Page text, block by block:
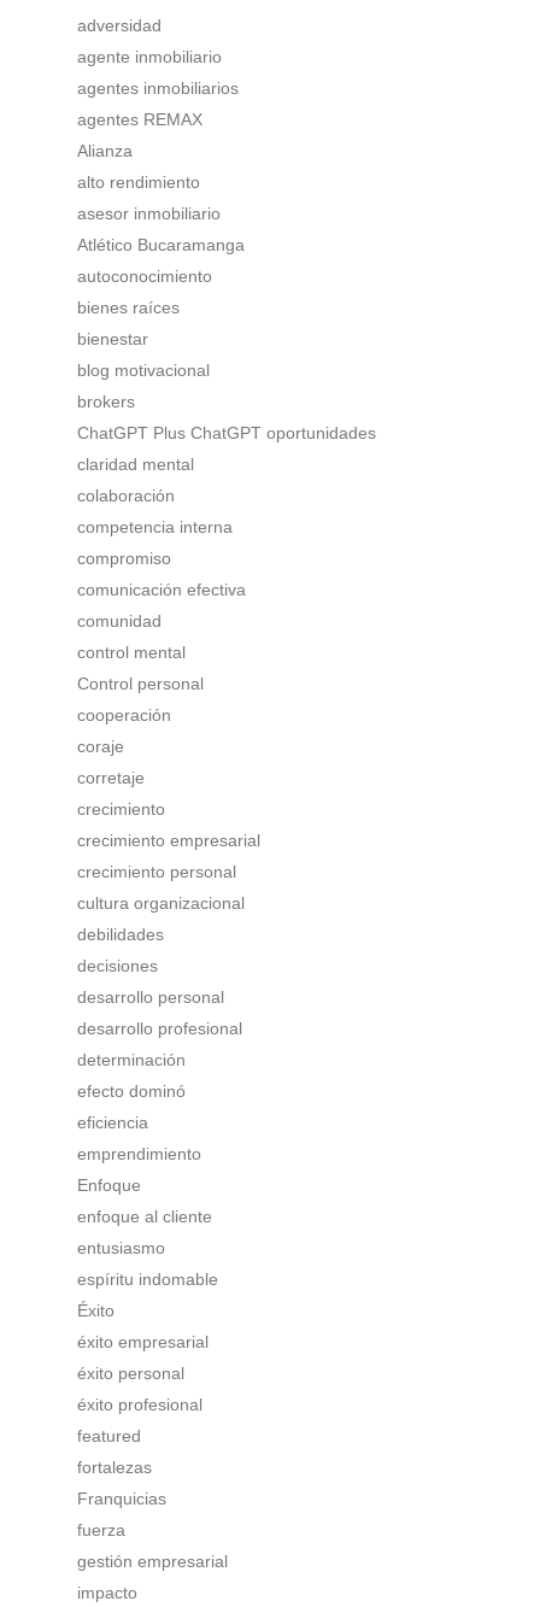
adversidad
agente inmobiliario
agentes inmobiliarios
agentes REMAX
Alianza
alto rendimiento
asesor inmobiliario
Atlético Bucaramanga
autoconocimiento
bienes raíces
bienestar
blog motivacional
brokers
ChatGPT Plus ChatGPT oportunidades
claridad mental
colaboración
competencia interna
compromiso
comunicación efectiva
comunidad
control mental
Control personal
cooperación
coraje
corretaje
crecimiento
crecimiento empresarial
crecimiento personal
cultura organizacional
debilidades
decisiones
desarrollo personal
desarrollo profesional
determinación
efecto dominó
eficiencia
emprendimiento
Enfoque
enfoque al cliente
entusiasmo
espíritu indomable
Éxito
éxito empresarial
éxito personal
éxito profesional
featured
fortalezas
Franquicias
fuerza
gestión empresarial
impacto